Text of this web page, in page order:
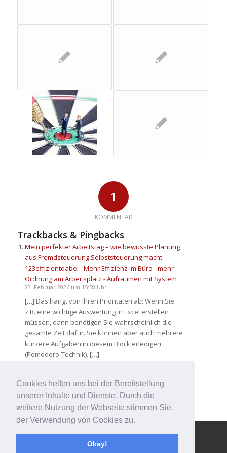
Cookies helfen uns bei der Bereitstellung
unserer Inhalte und Dienste. Durch die
weitere Nutzung der Webseite stimmen Sie
der Verwendung von Cookies zu.
Okay!
1
KOMMENTAR
Trackbacks & Pingbacks
Mein perfekter Arbeitstag – wie bewusste Planung
aus Fremdsteuerung Selbststeuerung macht -
123effizientdabei - Mehr Effizienz im Büro - mehr
Ordnung am Arbeitsplatz - Aufräumen mit System
23. Februar 2026 um 15:58 Uhr
[…] Das hängt von Ihren Prioritäten ab: Wenn Sie
z.B. eine wichtige Auswertung in Excel erstellen
müssen, dann benötigen Sie wahrscheinlich die
gesamte Zeit dafür. Sie können aber auch mehrere
kürzere Aufgaben in diesem Block erledigen
(Pomodoro-Technik). […]
© Copyright - 123effizientdabei - Mehr Effizienz im Büro - mehr
Ordnung am Arbeitsplatz - Aufräumen mit System -